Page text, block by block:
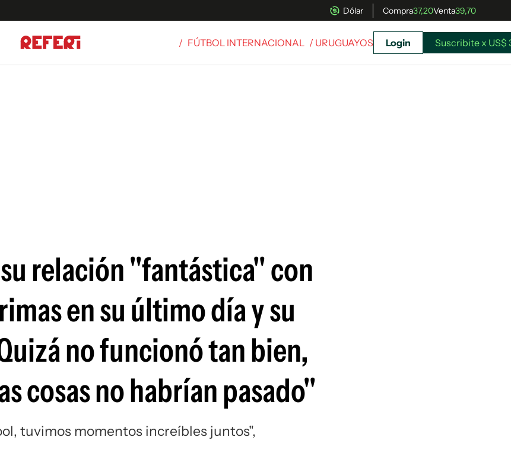
Dólar Compra37,20Venta39,70
Siguenos en:
/ FÚTBOL INTERNACIONAL / URUGUAYOS Login Suscribite x US$
relación "fantástica" con
en su último día y su
no funcionó tan bien,
cosas no habrían pasado"
tuvimos momentos increíbles juntos",